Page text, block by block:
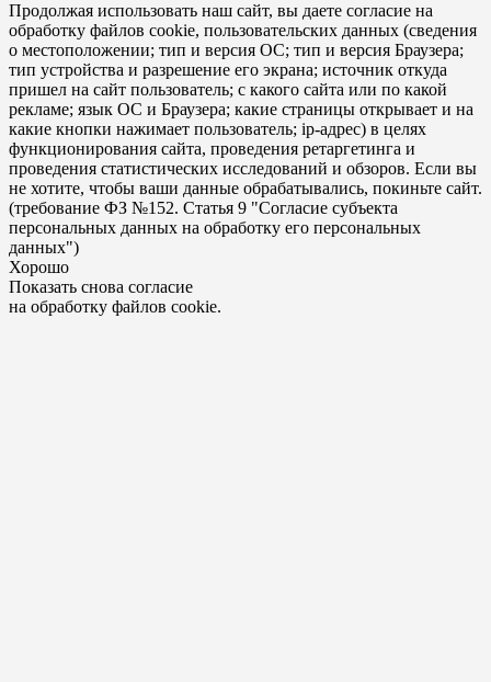
Продолжая использовать наш сайт, вы даете согласие на
обработку файлов cookie, пользовательских данных (сведения
о местоположении; тип и версия ОС; тип и версия Браузера;
тип устройства и разрешение его экрана; источник откуда
пришел на сайт пользователь; с какого сайта или по какой
рекламе; язык ОС и Браузера; какие страницы открывает и на
какие кнопки нажимает пользователь; ip-адрес) в целях
функционирования сайта, проведения ретаргетинга и
проведения статистических исследований и обзоров. Если вы
не хотите, чтобы ваши данные обрабатывались, покиньте сайт.
(требование ФЗ №152. Статья 9 "Согласие субъекта
персональных данных на обработку его персональных
данных")
Хорошо
Показать снова согласие
на обработку файлов cookie.